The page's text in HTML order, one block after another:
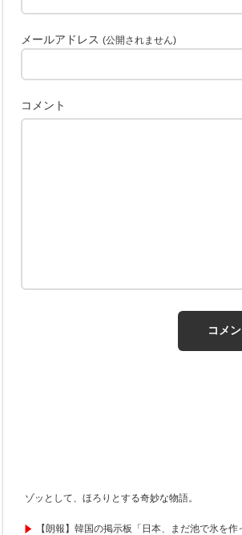
メールアドレス(公開されません)
コメント
ゾッとして、ほろりとする奇妙な物語。
【朗報】韓国の掲示板「日本、まだ池で氷を作